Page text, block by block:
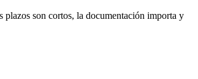
plazos son cortos, la documentación importa y